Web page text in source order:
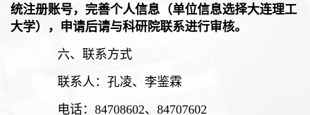
统注册账号，完善个人信息（单位信息选择大连理工
大学），申请后请与科研院联系进行审核。
六、联系方式
联系人：孔凌、李鉴霖
电话： 84708602、 84707602